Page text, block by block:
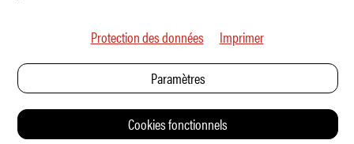
Protection des données Imprimer
Paramètres
Cookies fonctionnels